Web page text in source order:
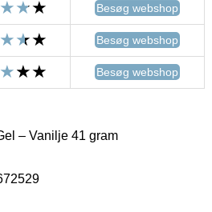
Besøg webshop
Besøg webshop
Besøg webshop
– Vanilje 41 gram